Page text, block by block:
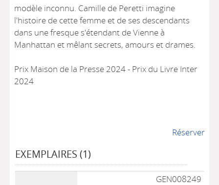
modèle inconnu. Camille de Peretti imagine
l'histoire de cette femme et de ses descendants
dans une fresque s'étendant de Vienne à
Manhattan et mêlant secrets, amours et drames.
Prix Maison de la Presse 2024 - Prix du Livre Inter
2024
Réserver
EXEMPLAIRES (1)
GEN008249